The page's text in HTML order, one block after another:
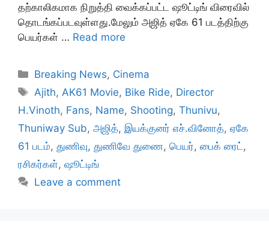
தற்காலிகமாக நிறுத்தி வைக்கப்பட்ட ஷூட்டிங் விரைவில்
தொடங்கப்படவுள்ளது.மேலும் அஜித் ஏகே 61 படத்திற்கு
பெயர்கள் … Read more
Categories
Breaking News, Cinema
Tags
Ajith, AK61 Movie, Bike Ride, Director
H.Vinoth, Fans, Name, Shooting, Thunivu,
Thuniway Sub, அஜித், இயக்குனர் எச்.வினோத், ஏகே
61 படம், துணிவு, துணிவே துணை, பெயர், பைக் ரைட் ,
ரசிகர்கள், ஷூட்டிங்
Leave a comment